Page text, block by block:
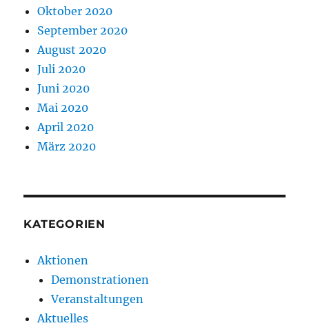
Oktober 2020
September 2020
August 2020
Juli 2020
Juni 2020
Mai 2020
April 2020
März 2020
KATEGORIEN
Aktionen
Demonstrationen
Veranstaltungen
Aktuelles